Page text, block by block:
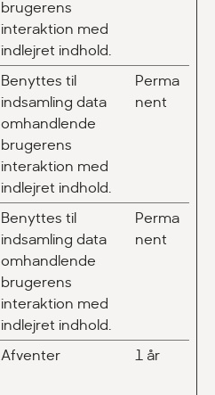
brugerens
interaktion med
indlejret indhold.
Benyttes til
indsamling data
omhandlende
brugerens
interaktion med
indlejret indhold.
Perma
nent
Benyttes til
indsamling data
omhandlende
brugerens
interaktion med
indlejret indhold.
Perma
nent
Afventer 1 år